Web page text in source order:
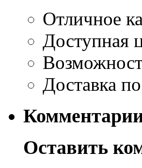
Отличное
Доступная
Доставка
Оставить